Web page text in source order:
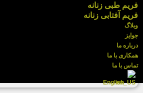
فریم طبی زنانه
فریم آفتابی زنانه
وبلاگ
جوایز
درباره ما
همکاری با ما
تماس با ما
English